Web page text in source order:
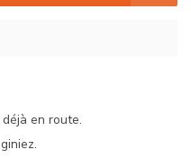
en route.